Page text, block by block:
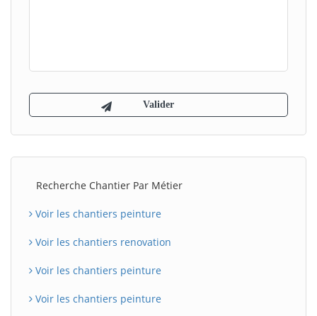
Recherche Chantier Par Métier
Voir les chantiers peinture
Voir les chantiers renovation
Voir les chantiers peinture
Voir les chantiers peinture